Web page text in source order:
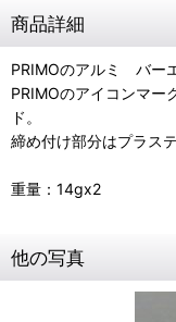
商品詳細
PRIMOのアルミ バー
PRIMOのアイコンマー
ド。
締め付け部分はプラス
重量：14gx2
他の写真